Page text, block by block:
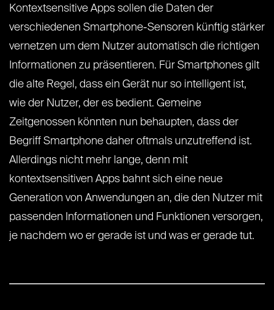
Kontextsensitive Apps sollen die Daten der
verschiedenen Smartphone-Sensoren künftig stärker
vernetzen um dem Nutzer automatisch die richtigen
Informationen zu präsentieren. Für Smartphones gilt
die alte Regel, dass ein Gerät nur so intelligent ist,
wie der Nutzer, der es bedient. Gemeine
Zeitgenossen könnten nun behaupten, dass der
Begriff Smartphone daher oftmals unzutreffend ist.
Allerdings nicht mehr lange, denn mit
kontextsensitiven Apps bahnt sich eine neue
Generation von Anwendungen an, die den Nutzer mit
passenden Informationen und Funktionen versorgen,
je nachdem wo er gerade ist und was er gerade tut.